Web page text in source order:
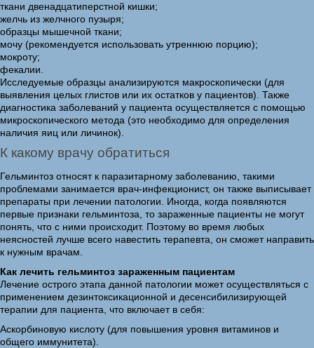
ткани двенадцатиперстной кишки;
желчь из желчного пузыря;
образцы мышечной ткани;
мочу (рекомендуется использовать утреннюю порцию);
мокроту;
фекалии.
Исследуемые образцы анализируются макроскопически (для
выявления целых глистов или их остатков у пациентов). Также
диагностика заболеваний у пациента осуществляется с помощью
микроскопического метода (это необходимо для определения
наличия яиц или личинок).
К какому врачу обратиться
Гельминтоз относят к паразитарному заболеванию, такими
проблемами занимается врач-инфекционист, он также выписывает
препараты при лечении патологии. Иногда, когда появляются
первые признаки гельминтоза, то зараженные пациенты не могут
понять, что с ними происходит. Поэтому во время любых
неясностей лучше всего навестить терапевта, он сможет направить
к нужным врачам.
Как лечить гельминтоз зараженным пациентам
Лечение острого этапа данной патологии может осуществляться с
применением дезинтоксикационной и десенсибилизирующей
терапии для пациента, что включает в себя:
Аскорбиновую кислоту (для повышения уровня витаминов и
общего иммунитета).